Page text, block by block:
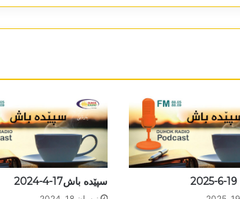
سپێدە باش17-4-2024